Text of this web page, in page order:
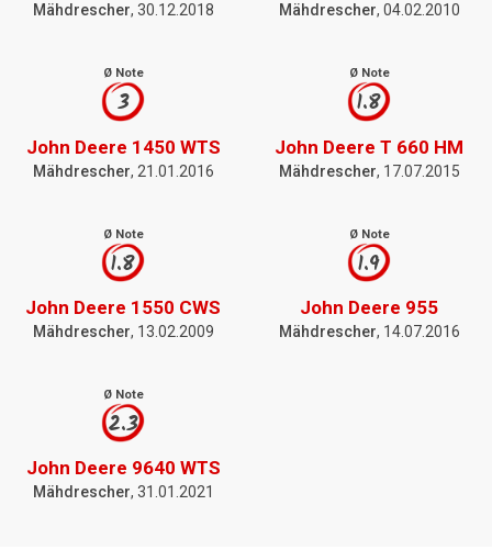
Mähdrescher, 30.12.2018 Mähdrescher, 04.02.2010
Ø Note
3
John Deere 1450 WTS
Mähdrescher, 21.01.2016
Ø Note
1.8
John Deere T 660 HM
Mähdrescher, 17.07.2015
Ø Note
1.8
John Deere 1550 CWS
Mähdrescher, 13.02.2009
Ø Note
1.9
John Deere 955
Mähdrescher, 14.07.2016
Ø Note
2.3
John Deere 9640 WTS
Mähdrescher, 31.01.2021